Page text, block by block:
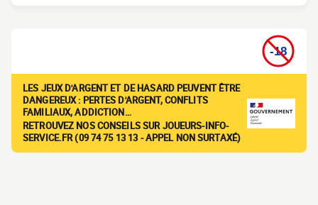
LES JEUX D'ARGENT ET DE HASARD PEUVENT ÊTRE
DANGEREUX : PERTES D'ARGENT, CONFLITS
FAMILIAUX, ADDICTION…
RETROUVEZ NOS CONSEILS SUR JOUEURS-INFO-
SERVICE.FR (09 74 75 13 13 - APPEL NON SURTAXÉ)